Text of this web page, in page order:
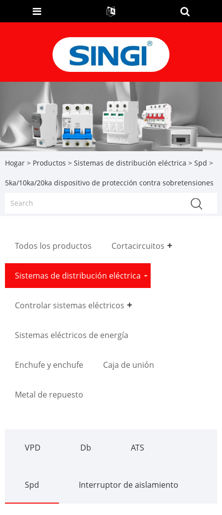
Hogar > Productos > Sistemas de distribución eléctrica > Spd >
5ka/10ka/20ka dispositivo de protección contra sobretensiones
Todos los productos Cortacircuitos
Sistemas de distribución eléctrica
Controlar sistemas eléctricos
Sistemas eléctricos de energía
Enchufe y enchufe Caja de unión
Metal de repuesto
VPD Db ATS
Spd Interruptor de aislamiento